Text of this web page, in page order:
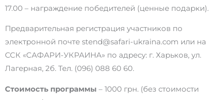
17.00 – награждение победителей (ценные подарки).
Предварительная регистрация участников по
электронной почте stend@safari-ukraina.com или на
ССК «САФАРИ-УКРАИНА» по адресу: г. Харьков, ул.
Лагерная, 2б. Тел. (096) 088 60 60.
Стоимость программы – 1000 грн. (без стоимости